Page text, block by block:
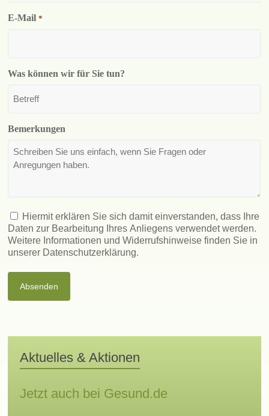
E-Mail *
Was können wir für Sie tun?
Bemerkungen
Consent
Hiermit erklären Sie sich damit einverstanden, dass Ihre
Daten zur Bearbeitung Ihres Anliegens verwendet werden.
Weitere Informationen und Widerrufshinweise finden Sie in
unserer Datenschutzerklärung.
Aktuelles & Aktionen
Jetzt auch bei Gesund.de